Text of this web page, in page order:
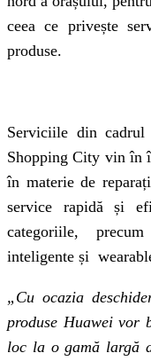
ceea ce privește
produse.
Serviciile din cadrul
Shopping City vin în
în materie de
service rapidă și
categoriile,
inteligente și
„Cu ocazia
produse Huawei vor
loc la o gamă largă